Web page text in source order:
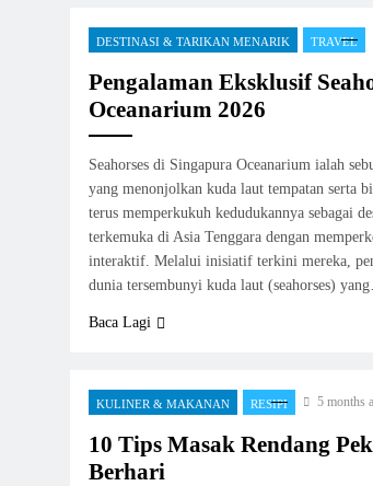
DESTINASI & TARIKAN MENARIK TRAVEL
Pengalaman Eksklusif
Oceanarium 2026
Seahorses di Singapura Oceanarium ialah
yang menonjolkan kuda laut tempatan serta
terus memperkukuh kedudukannya sebagai
terkemuka di Asia Tenggara dengan
interaktif. Melalui inisiatif terkini mereka,
dunia tersembunyi kuda laut (seahorses)
Baca Lagi
KULINER & MAKANAN RESIPI 5 months
10 Tips Masak Rendang
Berhari